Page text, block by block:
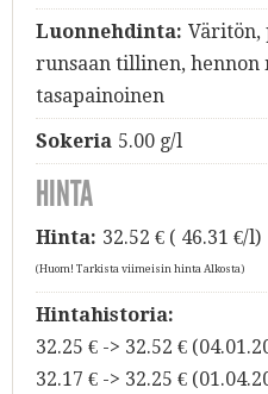
Luonnehdinta: Väritön,
runsaan tillinen, hennon
tasapainoinen
Sokeria 5.00 g/l
HINTA
Hinta: 32.52 € ( 46.31 €/l)
(Huom! Tarkista viimeisin hinta Alkosta)
Hintahistoria:
32.25 € -> 32.52 €
32.17 € -> 32.25 €